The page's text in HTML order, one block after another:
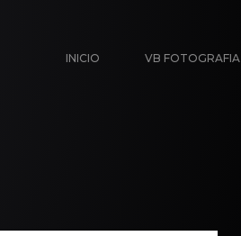
INICIO VB FOTOGRAFIA